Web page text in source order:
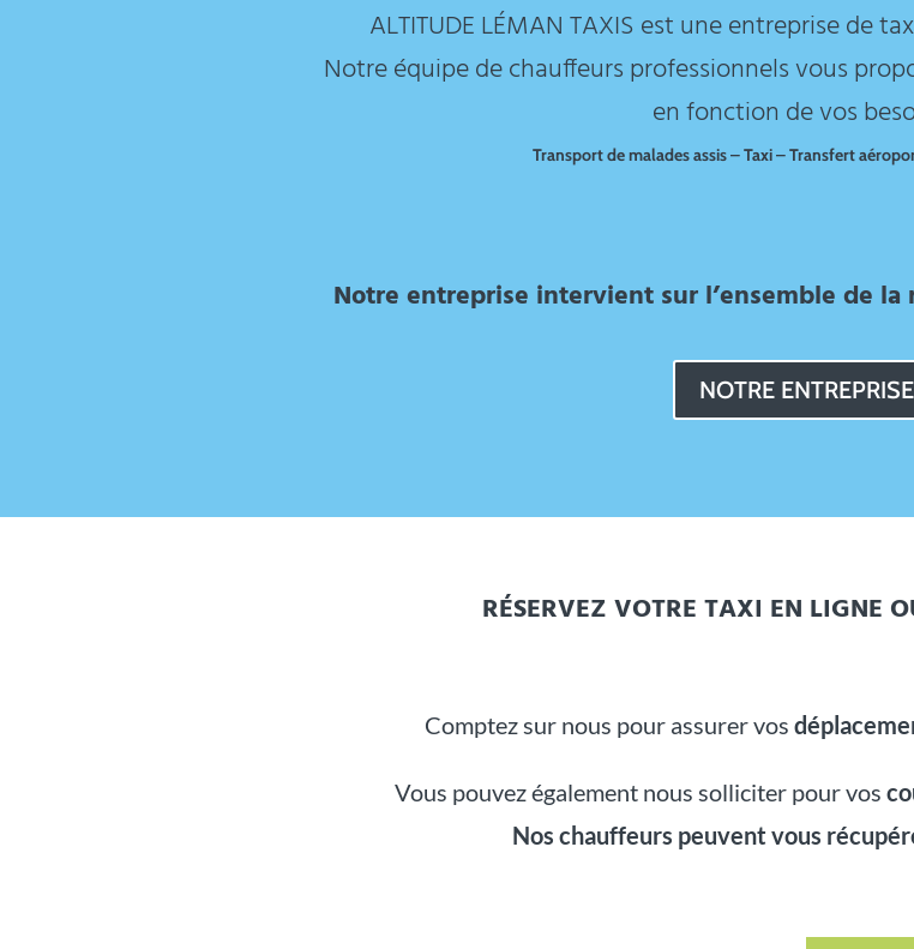
ALTITUDE LÉMAN TAXIS est une entreprise de
Notre équipe de chauffeurs professionnels vous
en fonction de vos
Transport de malades assis – Taxi – Transfert
Notre entreprise intervient sur l’ensemble de
NOTRE ENTREPRISE
RÉSERVEZ VOTRE TAXI EN LIGNE
Comptez sur nous pour assurer vos
Vous pouvez également nous solliciter pour vos
Nos chauffeurs peuvent vous